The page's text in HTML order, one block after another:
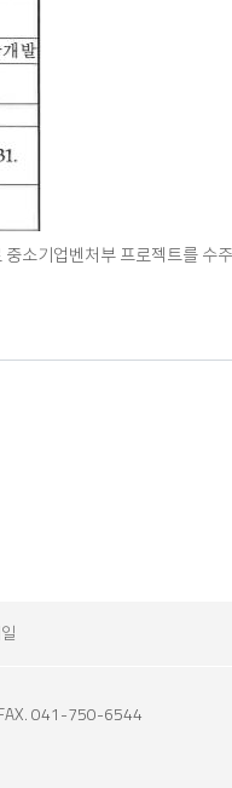
소기업벤처부 프로젝트를
041-750-6544